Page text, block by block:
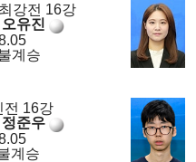
강전 16강
유진
계승
전 16강
준우
계승